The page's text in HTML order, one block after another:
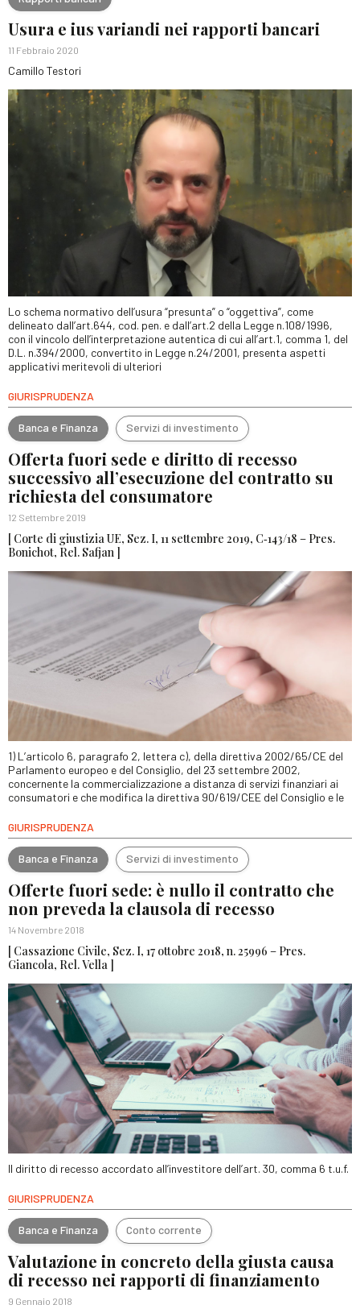
Usura e ius variandi nei rapporti bancari
11 Febbraio 2020
Camillo Testori
Lo schema normativo dell’usura “presunta” o “oggettiva”, come
delineato dall’art.644, cod. pen. e dall’art.2 della Legge n.108/1996,
con il vincolo dell’interpretazione autentica di cui all’art.1, comma 1, del
D.L. n.394/2000, convertito in Legge n.24/2001, presenta aspetti
applicativi meritevoli di ulteriori
GIURISPRUDENZA
Banca e Finanza Servizi di investimento
Offerta fuori sede e diritto di recesso
successivo all’esecuzione del contratto su
richiesta del consumatore
12 Settembre 2019
[ Corte di giustizia UE, Sez. I, 11 settembre 2019, C‑143/18 – Pres.
Bonichot, Rel. Safjan ]
1) L’articolo 6, paragrafo 2, lettera c), della direttiva 2002/65/CE del
Parlamento europeo e del Consiglio, del 23 settembre 2002,
concernente la commercializzazione a distanza di servizi finanziari ai
consumatori e che modifica la direttiva 90/619/CEE del Consiglio e le
GIURISPRUDENZA
Banca e Finanza Servizi di investimento
Offerte fuori sede: è nullo il contratto che
non preveda la clausola di recesso
14 Novembre 2018
[ Cassazione Civile, Sez. I, 17 ottobre 2018, n. 25996 – Pres.
Giancola, Rel. Vella ]
Il diritto di recesso accordato all’investitore dell’art. 30, comma 6 t.u.f.
GIURISPRUDENZA
Banca e Finanza Conto corrente
Valutazione in concreto della giusta causa
di recesso nei rapporti di finanziamento
9 Gennaio 2018